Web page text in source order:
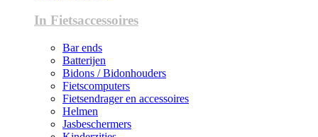
In Fietsaccessoires
Bar ends
Batterijen
Bidons / Bidonhouders
Fietscomputers
Fietsendrager en accessoires
Helmen
Jasbeschermers